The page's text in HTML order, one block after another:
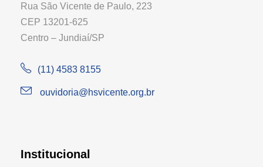
Rua São Vicente de Paulo, 223
CEP 13201-625
Centro – Jundiaí/SP
(11) 4583 8155
ouvidoria@hsvicente.org.br
Institucional